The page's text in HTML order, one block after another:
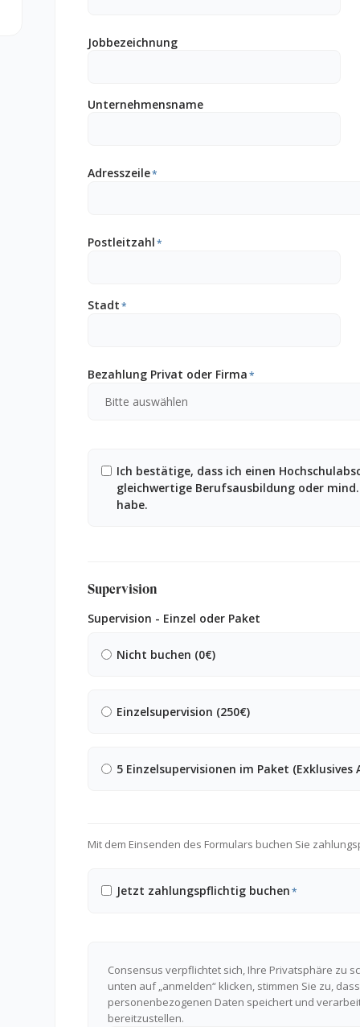
Jobbezeichnung
Unternehmensname
Adresszeile*
Postleitzahl*
Stadt*
Bezahlung Privat oder Firma*
Ich bestätige, dass ich einen
gleichwertige Berufsausbildung oder
habe.
Supervision
Supervision - Einzel oder Paket
Nicht buchen (0€)
Einzelsupervision (250€)
5 Einzelsupervisionen im Paket (Exklusives
Mit dem Einsenden des Formulars buchen Sie
Jetzt zahlungspflichtig buchen*
Consensus verpflichtet sich, Ihre Privatsphäre zu
unten auf „anmelden“ klicken, stimmen Sie zu,
personenbezogenen Daten speichert und
bereitzustellen.